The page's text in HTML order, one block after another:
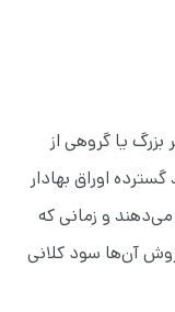
یا گروهی از
اوراق بهادار
و زمانی که
آن‌ها سود کلانی